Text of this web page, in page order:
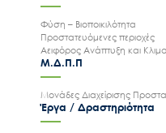
Φύση – Βιοποικιλότητα
Προστατευόμενες περιοχές
Αειφόρος Ανάπτυξη και
Μ.Δ.Π.Π
Μονάδες Διαχείρισης
Έργα / Δραστηριότητα